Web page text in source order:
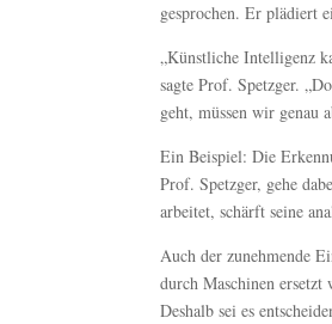
gesprochen. Er plädiert
„Künstliche Intelligenz
sagte Prof. Spetzger.
geht, müssen wir genau
Ein Beispiel: Die
Prof. Spetzger, gehe
arbeitet, schärft seine
Auch der zunehmende
durch Maschinen
Deshalb sei es